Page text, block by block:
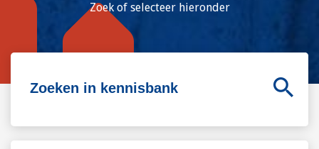
Zoek of selecteer hieronder